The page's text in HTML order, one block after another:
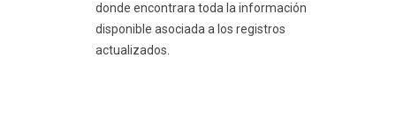
donde encontrara toda la información
disponible asociada a los registros
actualizados.